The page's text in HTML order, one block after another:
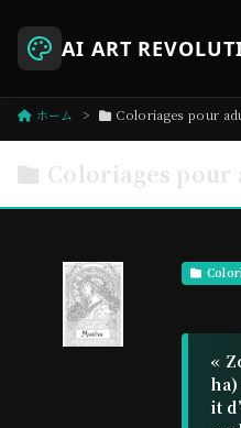
AI ART
ホーム Coloriages pour
Coloriages pour
«
it